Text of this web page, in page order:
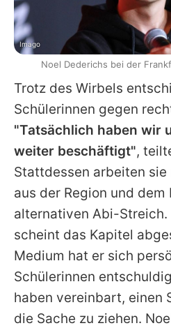
Trotz des Wirbels
Schülerinnen gegen
"Tatsächlich haben wir
weiter beschäftigt",
Stattdessen arbeiten
aus der Region und dem
alternativen Abi-Streich.
scheint das Kapitel
Medium hat er sich
Schülerinnen
haben vereinbart, einen
die Sache zu ziehen.
Imago
Noel Dederichs bei der